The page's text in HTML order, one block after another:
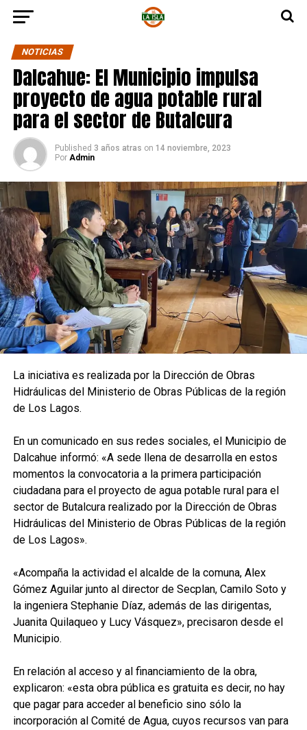
NOTICIAS
Dalcahue: El Municipio impulsa
proyecto de agua potable rural
para el sector de Butalcura
Published 3 años atras on 14 noviembre, 2023
Por Admin
La iniciativa es realizada por la Dirección de Obras
Hidráulicas del Ministerio de Obras Públicas de la región
de Los Lagos.
En un comunicado en sus redes sociales, el Municipio de
Dalcahue informó: «A sede llena de desarrolla en estos
momentos la convocatoria a la primera participación
ciudadana para el proyecto de agua potable rural para el
sector de Butalcura realizado por la Dirección de Obras
Hidráulicas del Ministerio de Obras Públicas de la región
de Los Lagos».
«Acompaña la actividad el alcalde de la comuna, Alex
Gómez Aguilar junto al director de Secplan, Camilo Soto y
la ingeniera Stephanie Díaz, además de las dirigentas,
Juanita Quilaqueo y Lucy Vásquez», precisaron desde el
Municipio.
En relación al acceso y al financiamiento de la obra,
explicaron: «esta obra pública es gratuita es decir, no hay
que pagar para acceder al beneficio sino sólo la
incorporación al Comité de Agua, cuyos recursos van para